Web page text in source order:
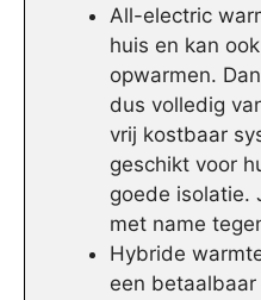
All-electric
huis en kan
opwarmen.
dus volledig
vrij kostbaar
geschikt voor
goede isolatie.
met name
Hybride
een